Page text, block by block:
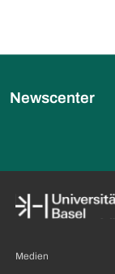
Newscenter
Medien